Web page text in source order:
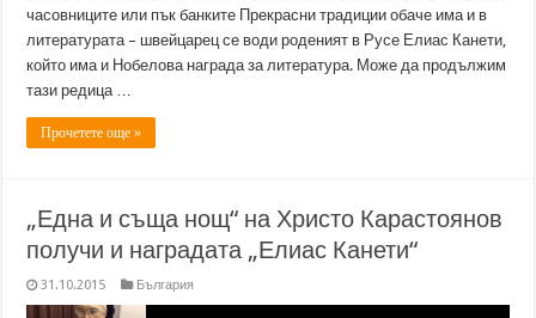
часовниците или пък банките Прекрасни традиции обаче има и в
литературата – швейцарец се води роденият в Русе Елиас Канети,
който има и Нобелова награда за литература. Може да продължим
тази редица …
Прочетете още »
„Една и съща нощ“ на Христо Карастоянов
получи и наградата „Елиас Канети“
31.10.2015 България